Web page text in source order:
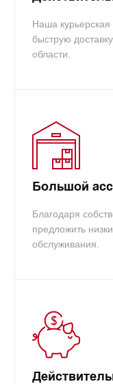
Наша курьерская
быструю
области.
Большой
Благодаря
предложить
обслуживания.